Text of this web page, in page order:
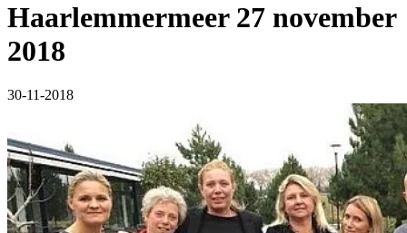
Haarlemmermeer 27 november
2018
30-11-2018